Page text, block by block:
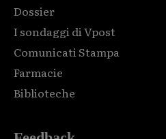
Dossier
I sondaggi di Vpost
Comunicati Stampa
Farmacie
Biblioteche